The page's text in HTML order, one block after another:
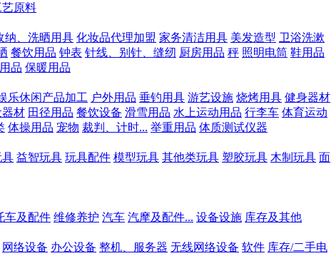
艺原料
纳、洗晒用具 化妆品代理加盟 家务清洁用具 美发造型 卫浴洗漱
餐饮用品 钟表 针线、别针、缝纫 厨房用品 秤 照明电筒 鞋用品
品 保暖用品
乐休闲产品加工 户外用品 垂钓用具 游艺设施 烧烤用具 健身器材
材 田径用品 餐饮设备 滑雪用品 水上运动用品 行李车 体育运动
体操用品 宠物 裁判、计时... 举重用品 体质测试仪器
具 益智玩具 玩具配件 模型玩具 其他类玩具 塑胶玩具 木制玩具 面
车及配件 维修养护 汽车 汽摩及配件... 设备设施 库存及其他
网络设备 办公设备 整机、服务器 无线网络设备 软件 库存/二手电